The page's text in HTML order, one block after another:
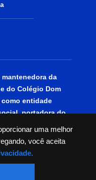
uma melhor
você aceita
da
do Colégio Dom
entidade
portadora do
Reservados.